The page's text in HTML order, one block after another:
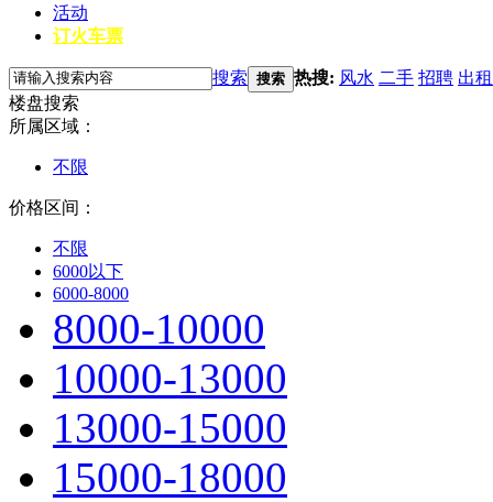
活动
订火车票
搜索 搜索 热搜: 风水 二手 招聘 出租
楼盘搜索
所属区域：
不限
价格区间：
不限
6000以下
6000-8000
8000-10000
10000-13000
13000-15000
15000-18000